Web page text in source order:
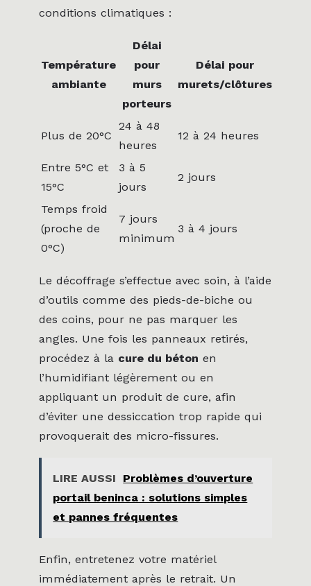
conditions climatiques :
Température
ambiante
Délai
pour
murs
porteurs
Délai pour
murets/clôtures
Plus de 20°C
24 à 48
heures
12 à 24 heures
Entre 5°C et
15°C
3 à 5
jours
2 jours
Temps froid
(proche de
0°C)
7 jours
minimum
3 à 4 jours
Le décoffrage s’effectue avec soin, à l’aide
d’outils comme des pieds-de-biche ou
des coins, pour ne pas marquer les
angles. Une fois les panneaux retirés,
procédez à la cure du béton en
l’humidifiant légèrement ou en
appliquant un produit de cure, afin
d’éviter une dessiccation trop rapide qui
provoquerait des micro-fissures.
LIRE AUSSI
Problèmes d’ouverture
portail beninca : solutions simples
et pannes fréquentes
Enfin, entretenez votre matériel
immédiatement après le retrait. Un